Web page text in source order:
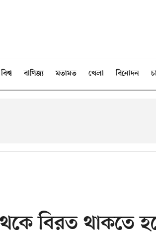
বিশ্ব বাণিজ্য মতামত খেলা বিনোদন
বিরত থাকতে